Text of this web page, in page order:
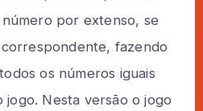
por extenso, se
fazendo
os números iguais
jogo. Nesta versão o jogo